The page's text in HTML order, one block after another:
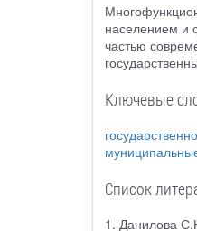
населением и
частью
Ключевые
Список
1. Данилова